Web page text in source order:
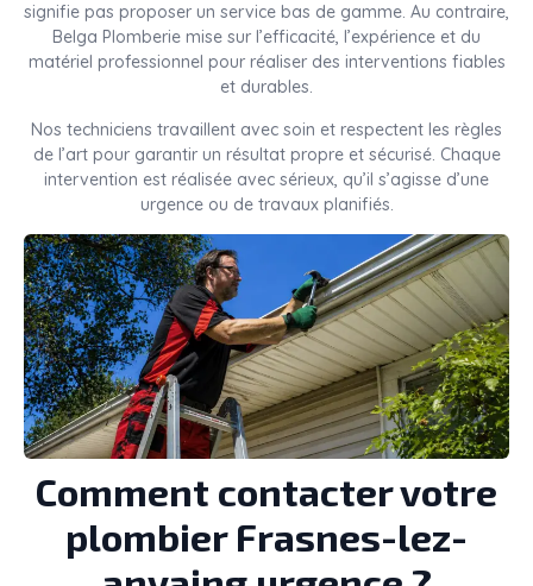
signifie pas proposer un service bas de gamme. Au contraire,
Belga Plomberie mise sur l’efficacité, l’expérience et du
matériel professionnel pour réaliser des interventions fiables
et durables.
Nos techniciens travaillent avec soin et respectent les règles
de l’art pour garantir un résultat propre et sécurisé. Chaque
intervention est réalisée avec sérieux, qu’il s’agisse d’une
urgence ou de travaux planifiés.
Comment contacter votre
plombier Frasnes-lez-